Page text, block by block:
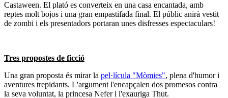
Castaween. El plató es converteix en una casa encantada, amb
reptes molt bojos i una gran empastifada final. El públic anirà vestit
de zombi i els presentadors portaran unes disfresses espectaculars!
Tres propostes de ficció
Una gran proposta és mirar la pel·lícula "Mòmies", plena d'humor i
aventures trepidants. L'argument l'encapçalen dos promesos contra
la seva voluntat, la princesa Nefer i l'exauriga Thut.